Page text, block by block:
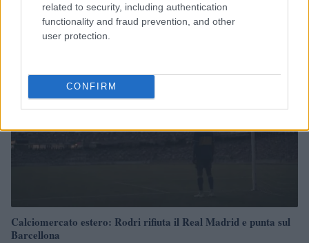
related to security, including authentication
functionality and fraud prevention, and other
user protection.
CONFIRM
Calciomercato estero: Rodri rifiuta il Real Madrid e punta sul
Barcellona